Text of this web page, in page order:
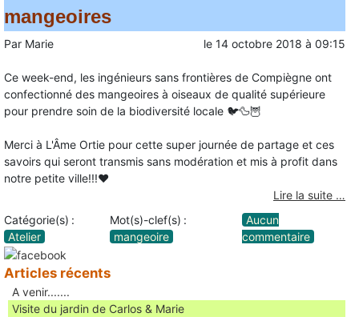
mangeoires
Par Marie le 14 octobre 2018 à 09:15
Ce week-end, les ingénieurs sans frontières de Compiègne ont
confectionné des mangeoires à oiseaux de qualité supérieure
pour prendre soin de la biodiversité locale 🐦🦆🦉
Merci à L'Âme Ortie pour cette super journée de partage et ces
savoirs qui seront transmis sans modération et mis à profit dans
notre petite ville!!!♥️
Lire la suite …
Catégorie(s) :
Atelier
Mot(s)-clef(s) :
mangeoire
Aucun
commentaire
Articles récents
A venir.......
Visite du jardin de Carlos & Marie